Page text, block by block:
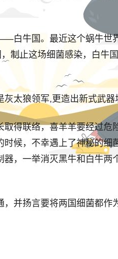
牛国。最近这个蜗牛世
止这场细菌感染，白牛
狼领军,更造出新式武器
得联络，喜羊羊要经过
候，不幸遇上了神秘的
，一举消灭黑牛和白牛
扬言要将两国细菌都作